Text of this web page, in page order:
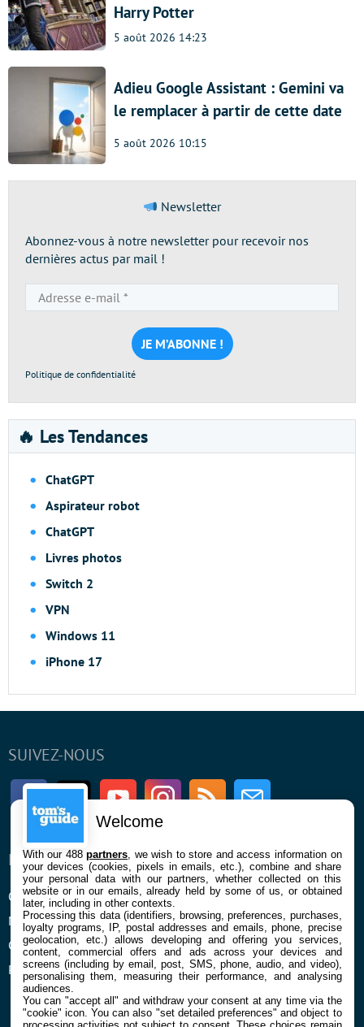
Harry Potter
5 août 2026 14:23
Adieu Google Assistant : Gemini va
le remplacer à partir de cette date
5 août 2026 10:15
Newsletter
Abonnez-vous à notre newsletter pour recevoir nos
dernières actus par mail !
e-
mail
*
Politique de confidentialité
🔥 Les Tendances
ChatGPT
Aspirateur robot
ChatGPT
Livres photos
Switch 2
VPN
Windows 11
iPhone 17
SUIVEZ-NOUS
FacebookTwitter Youtube InstagramRSS Newsletter
ENTREPRISE
Qui sommes nous
Mentions légales et CGU
Confidentialité et Cookies
Préférences cookies
À PROPOS
La rédaction
Contact
Welcome
With our 488partners , we wish to store and access information on
your devices (cookies, pixels in emails, etc.), combine and share
your personal data with our partners, whether collected on this
website or in our emails, already held by some of us, or obtained
later, including in other contexts.
Processing this data (identifiers, browsing, preferences, purchases,
loyalty programs, IP, postal addresses and emails, phone, precise
geolocation, etc.) allows developing and offering you services,
content, commercial offers and ads across your devices and
screens (including by email, post, SMS, phone, audio, and video),
personalising them, measuring their performance, and analysing
audiences.
You can "accept all" and withdraw your consent at any time via the
"cookie" icon. You can also "set detailed preferences" and object to
processing activities not subject to consent. These choices remain